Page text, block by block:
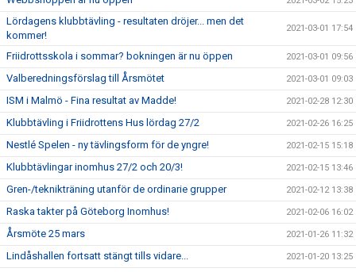
Lördagens klubbtävling - resultaten dröjer... men det
kommer!
2021-03-01 17:54
Friidrottsskola i sommar? bokningen är nu öppen 2021-03-01 09:56
Valberedningsförslag till Årsmötet 2021-03-01 09:03
ISM i Malmö - Fina resultat av Madde! 2021-02-28 12:30
Klubbtävling i Friidrottens Hus lördag 27/2 2021-02-26 16:25
Nestlé Spelen - ny tävlingsform för de yngre! 2021-02-15 15:18
Klubbtävlingar inomhus 27/2 och 20/3! 2021-02-15 13:46
Gren-/teknikträning utanför de ordinarie grupper 2021-02-12 13:38
Raska takter på Göteborg Inomhus! 2021-02-06 16:02
Årsmöte 25 mars 2021-01-26 11:32
Lindåshallen fortsatt stängt tills vidare... 2021-01-20 13:25